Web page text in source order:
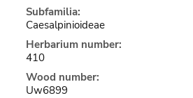
Subfamilia:
Caesalpinioideae
Herbarium number:
410
Wood number:
Uw6899